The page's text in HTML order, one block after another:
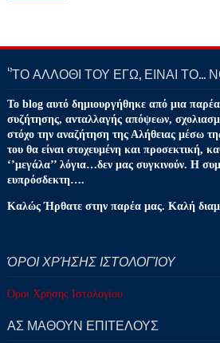
‘’ΤΟ ΑΛΛΟΘΙ ΤΟΥ ΕΓΩ, ΕΙΝΑΙ ΤΟ…
Το blog αυτό δημιουργήθηκε από μια
συζήτησης, ανταλλαγής απόψεων,
στόχο την αναζήτηση της Αλήθειας μέσω
του θα είναι στοχευμένη και προσεκτική,
‘’μεγάλα’’ λόγια…δεν μας συγκινούν. Η
ευπρόσδεκτη….
Καλώς Ήρθατε στην παρέα μας. Καλή
ΌΡΟΙ ΧΡΉΣΗΣ ΙΣΤΟΛΟΓΊΟΥ
Όροι Χρήσης Ιστολογίου
ΑΣ ΜΑΘΟΥΝ ΕΠΙΤΕΛΟΥΣ